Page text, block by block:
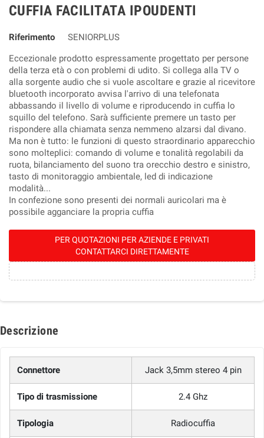
CUFFIA FACILITATA IPOUDENTI
Riferimento
SENIORPLUS
Eccezionale prodotto espressamente progettato per persone
della terza età o con problemi di udito. Si collega alla TV o
alla sorgente audio che si vuole ascoltare e grazie al ricevitore
bluetooth incorporato avvisa l'arrivo di una telefonata
abbassando il livello di volume e riproducendo in cuffia lo
squillo del telefono. Sarà sufficiente premere un tasto per
rispondere alla chiamata senza nemmeno alzarsi dal divano.
Ma non è tutto: le funzioni di questo straordinario apparecchio
sono molteplici: comando di volume e tonalità regolabili da
ruota, bilanciamento del suono tra orecchio destro e sinistro,
tasto di monitoraggio ambientale, led di indicazione
modalità...
In confezione sono presenti dei normali auricolari ma è
possibile agganciare la propria cuffia
PER QUOTAZIONI PER AZIENDE E PRIVATI
CONTATTARCI DIRETTAMENTE
Descrizione
Connettore Jack 3,5mm stereo 4 pin
Tipo di trasmissione 2.4 Ghz
Tipologia Radiocuffia